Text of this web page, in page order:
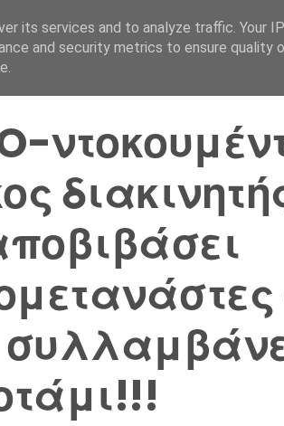
Αρχική Σελίδα
its services and to analyze traffic. Your
and security metrics to ensure quality